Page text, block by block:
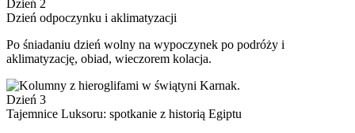
Dzień 2
Dzień odpoczynku i aklimatyzacji
Po śniadaniu dzień wolny na wypoczynek po podróży i
aklimatyzację, obiad, wieczorem kolacja.
Dzień 3
Tajemnice Luksoru: spotkanie z historią Egiptu